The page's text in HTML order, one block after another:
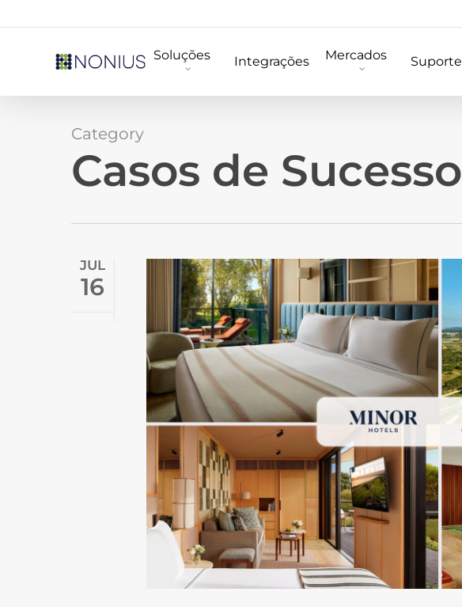
Soluções Integrações Mercados Suporte
Category
Casos de Sucesso
JUL
16